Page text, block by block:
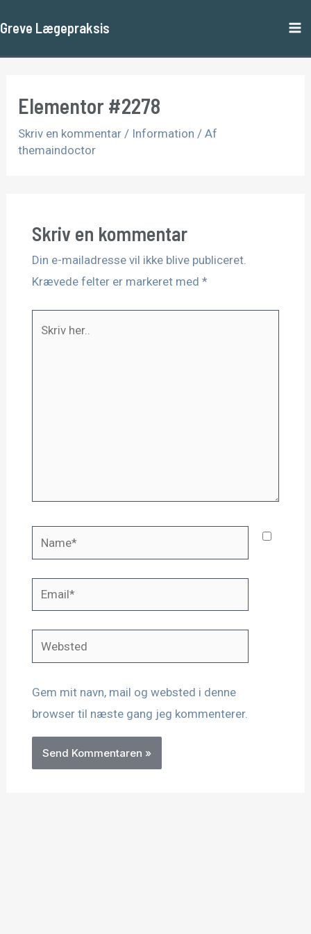
til
Greve Lægepraksis
Elementor #2278
Skriv en kommentar / Information / Af
themaindoctor
Skriv en kommentar
Din e-mailadresse vil ikke blive publiceret.
Krævede felter er markeret med *
Name*
Email*
Websted
Gem mit navn, mail og websted i denne
browser til næste gang jeg kommenterer.